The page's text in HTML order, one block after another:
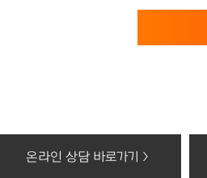
4. 동의를 거부할 권리가 있다는 사실과
- 고객의 더블유컴퓨터아트학원 홈페이
- 대금결제 및 재화등의 공급에 관한 기록 :
- 전자적 파일 형태로 저장된 개인정보 :
온라인 상담 바로가기 >